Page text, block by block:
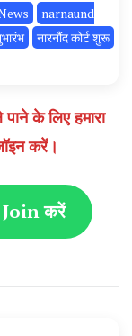
narnaund
नारनौंद कोर्ट शुरू
के लिए हमारा
करें।
करें